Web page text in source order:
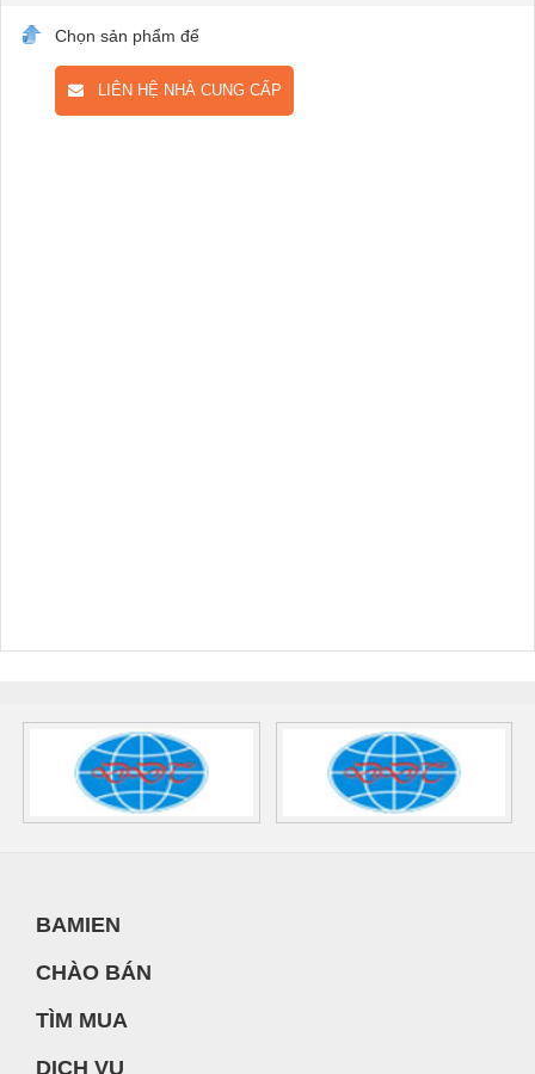
Chọn sản phẩm để
LIÊN HỆ NHÀ CUNG CẤP
BAMIEN
CHÀO BÁN
TÌM MUA
DỊCH VỤ